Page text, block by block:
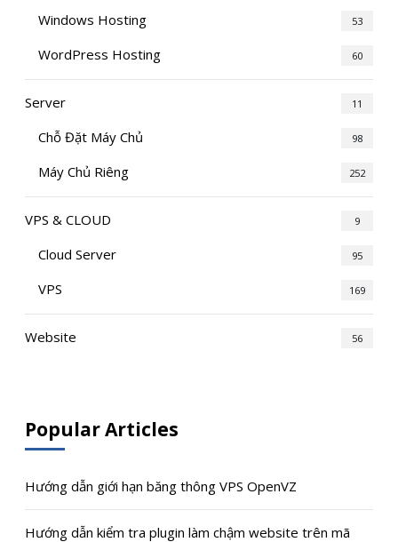
Windows Hosting 53
WordPress Hosting 60
Server 11
Chỗ Đặt Máy Chủ 98
Máy Chủ Riêng 252
VPS & CLOUD 9
Cloud Server 95
VPS 169
Website 56
Popular Articles
Hướng dẫn giới hạn băng thông VPS OpenVZ
Hướng dẫn kiểm tra plugin làm chậm website trên mã